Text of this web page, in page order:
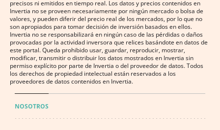
precisos ni emitidos en tiempo real. Los datos y precios contenidos en
Invertia no se proveen necesariamente por ningún mercado o bolsa de
valores, y pueden diferir del precio real de los mercados, por lo que no
son apropiados para tomar decisión de inversión basados en ellos.
Invertia no se responsabilizará en ningún caso de las pérdidas o daños
provocadas por la actividad inversora que relices basándote en datos de
este portal. Queda prohibido usar, guardar, reproducir, mostrar,
modificar, transmitir o distribuir los datos mostrados en Invertia sin
permiso explícito por parte de Invertia o del proveedor de datos. Todos
los derechos de propiedad intelectual están reservados a los
proveedores de datos contenidos en Invertia.
NOSOTROS